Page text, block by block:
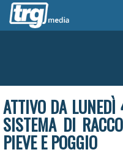
ATTIVO DA
SISTEMA DI
PIEVE E POGGIO